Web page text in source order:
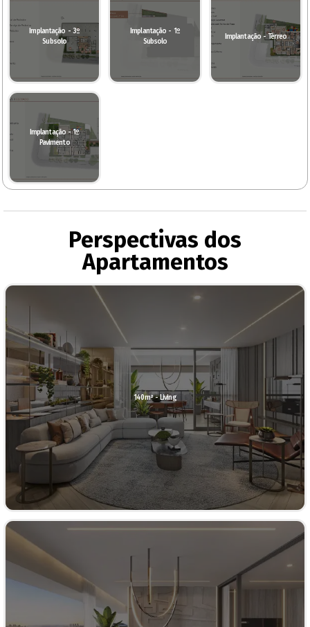
Implantação - 3º
Subsolo
Implantação - 1º
Subsolo
Implantação - Térreo
Implantação - 1º
Pavimento
Perspectivas dos
Apartamentos
140m² - Living